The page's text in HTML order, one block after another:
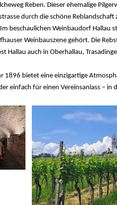
Reben. Dieser ehemalige
durch die schöne Reblandschaft
beschaulichen Weinbaudorf Hallau
Weinbauszene gehört. Die
Hallau auch in Oberhallau,
1896 bietet eine einzigartige
einfach für einen Vereinsanlass – in